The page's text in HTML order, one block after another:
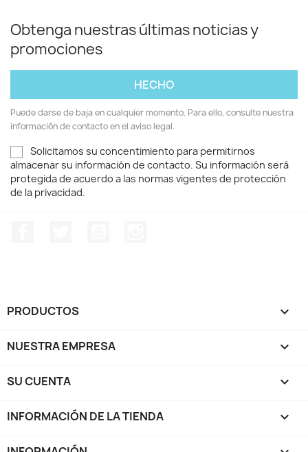
Obtenga nuestras últimas noticias y
promociones
Puede darse de baja en cualquier momento. Para ello, consulte nuestra
información de contacto en el aviso legal.
Solicitamos su concentimiento para permitirnos
almacenar su información de contacto. Su información será
protegida de acuerdo a las normas vigentes de protección
de la privacidad.
PRODUCTOS 
NUESTRA EMPRESA 
SU CUENTA 
INFORMACIÓN DE LA TIENDA keyboard_arrow_down